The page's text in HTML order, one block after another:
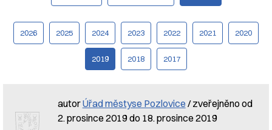
2026 2025 2024 2023 2022 2021 2020
2019 2018 2017
autorÚřad městyse Pozlovice / zveřejněno od
2. prosince 2019 do 18. prosince 2019